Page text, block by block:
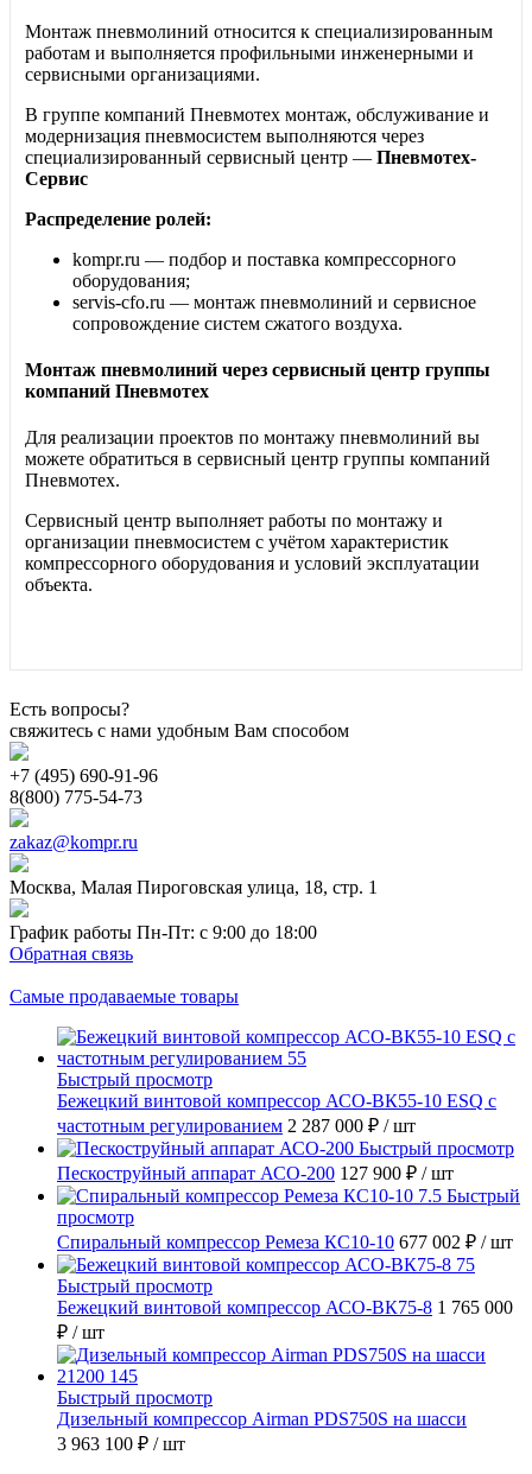
Монтаж пневмолиний относится к специализированным
работам и выполняется профильными инженерными и
сервисными организациями.
В группе компаний Пневмотех монтаж, обслуживание и
модернизация пневмосистем выполняются через
специализированный сервисный центр — Пневмотех-
Сервис
Распределение ролей:
kompr.ru — подбор и поставка компрессорного
оборудования;
servis-cfo.ru — монтаж пневмолиний и сервисное
сопровождение систем сжатого воздуха.
Монтаж пневмолиний через сервисный центр группы
компаний Пневмотех
Для реализации проектов по монтажу пневмолиний вы
можете обратиться в сервисный центр группы компаний
Пневмотех.
Сервисный центр выполняет работы по монтажу и
организации пневмосистем с учётом характеристик
компрессорного оборудования и условий эксплуатации
объекта.
Есть вопросы?
свяжитесь с нами удобным Вам способом
+7 (495) 690-91-96
8(800) 775-54-73
zakaz@kompr.ru
Москва, Малая Пироговская улица, 18, стр. 1
График работы Пн-Пт: с 9:00 до 18:00
Обратная связь
Самые продаваемые товары
Быстрый просмотр
Бежецкий винтовой компрессор АСО-ВК55-10 ESQ с
частотным регулированием 2 287 000 ₽ / шт
Быстрый просмотр
Пескоструйный аппарат АСО-200 127 900 ₽ / шт
Быстрый
просмотр
Спиральный компрессор Ремеза КС10-10 677 002 ₽ / шт
Быстрый просмотр
Бежецкий винтовой компрессор АСО-ВК75-8 1 765 000
₽ / шт
Быстрый просмотр
Дизельный компрессор Airman PDS750S на шасси
3 963 100 ₽ / шт